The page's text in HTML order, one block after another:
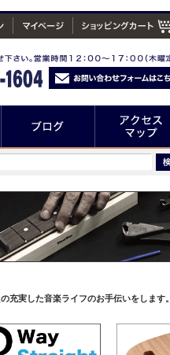
充実した音楽ライフのお手伝いをします。